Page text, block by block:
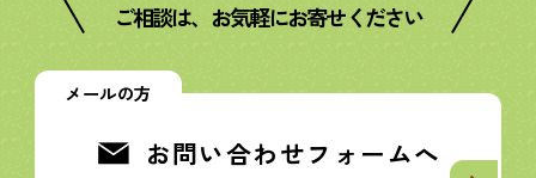
ご相談は、お気軽にお寄せください
メールの方
お問い合わせフォームへ